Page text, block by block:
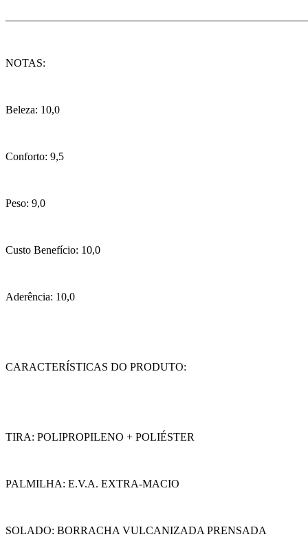
NOTAS:
Beleza: 10,0
Conforto: 9,5
Peso: 9,0
Custo Benefício: 10,0
Aderência: 10,0
CARACTERÍSTICAS DO PRODUTO:
TIRA: POLIPROPILENO + POLIÉSTER
PALMILHA: E.V.A. EXTRA-MACIO
SOLADO: BORRACHA VULCANIZADA PRENSADA